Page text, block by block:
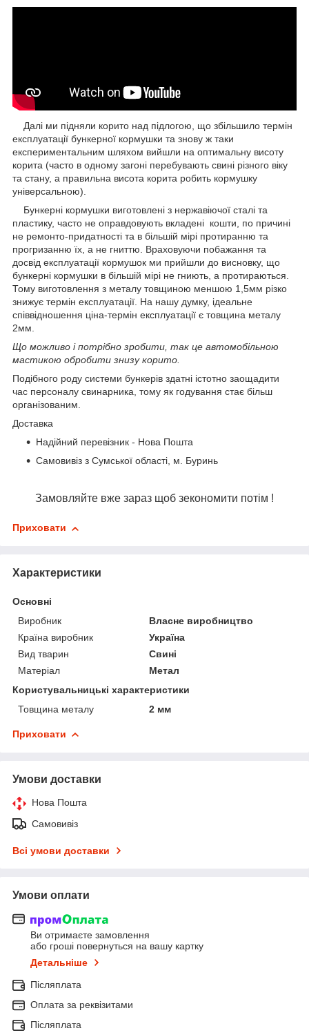
Далі ми підняли корито над підлогою, що збільшило термін
експлуатації бункерної кормушки та знову ж таки
експериментальним шляхом вийшли на оптимальну висоту
корита (часто в одному загоні перебувають свині різного віку
та стану, а правильна висота корита робить кормушку
універсальною).
Бункерні кормушки виготовлені з нержавіючої сталі та
пластику, часто не оправдовують вкладені кошти, по причині
не ремонто-придатності та в більшій мірі протиранню та
прогризанню їх, а не гниттю. Враховуючи побажання та
досвід експлуатації кормушок ми прийшли до висновку, що
бункерні кормушки в більшій мірі не гниють, а протираються.
Тому виготовлення з металу товщиною меншою 1,5мм різко
знижує термін експлуатації. На нашу думку, ідеальне
співвідношення ціна-термін експлуатації є товщина металу
2мм.
Що можливо і потрібно зробити, так це автомобільною
мастикою обробити знизу корито.
Подібного роду системи бункерів здатні істотно заощадити
час персоналу свинарника, тому як годування стає більш
організованим.
Доставка
Надійний перевізник - Нова Пошта
Самовивіз з Сумської області, м. Буринь
Замовляйте вже зараз щоб зекономити потім !
Приховати
Характеристики
Основні
Виробник
Власне виробництво
Країна виробник
Україна
Вид тварин
Свині
Матеріал
Метал
Користувальницькі характеристики
Товщина металу
2 мм
Приховати
Умови доставки
Нова Пошта
Самовивіз
Всі умови доставки
Умови оплати
Ви отримаєте замовлення
або гроші повернуться на вашу картку
Детальніше
Післяплата
Оплата за реквізитами
Післяплата